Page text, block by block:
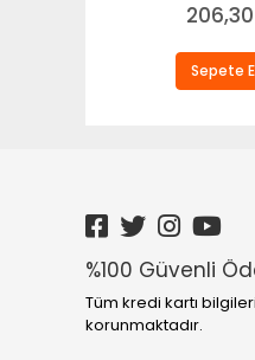
206,30
Sepete
%100 Güvenli
Tüm kredi kartı
korunmaktadır.